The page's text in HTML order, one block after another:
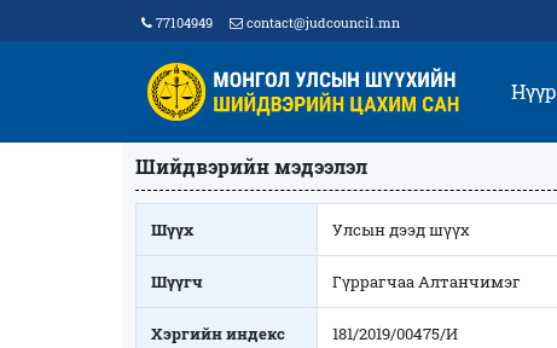
77104949 contact@judcouncil.mn
Нүүр
Шийдвэрийн мэдээлэл
Шүүх Улсын дээд шүүх
Шүүгч Гүррагчаа Алтанчимэг
Хэргийн индекс 181/2019/00475/И